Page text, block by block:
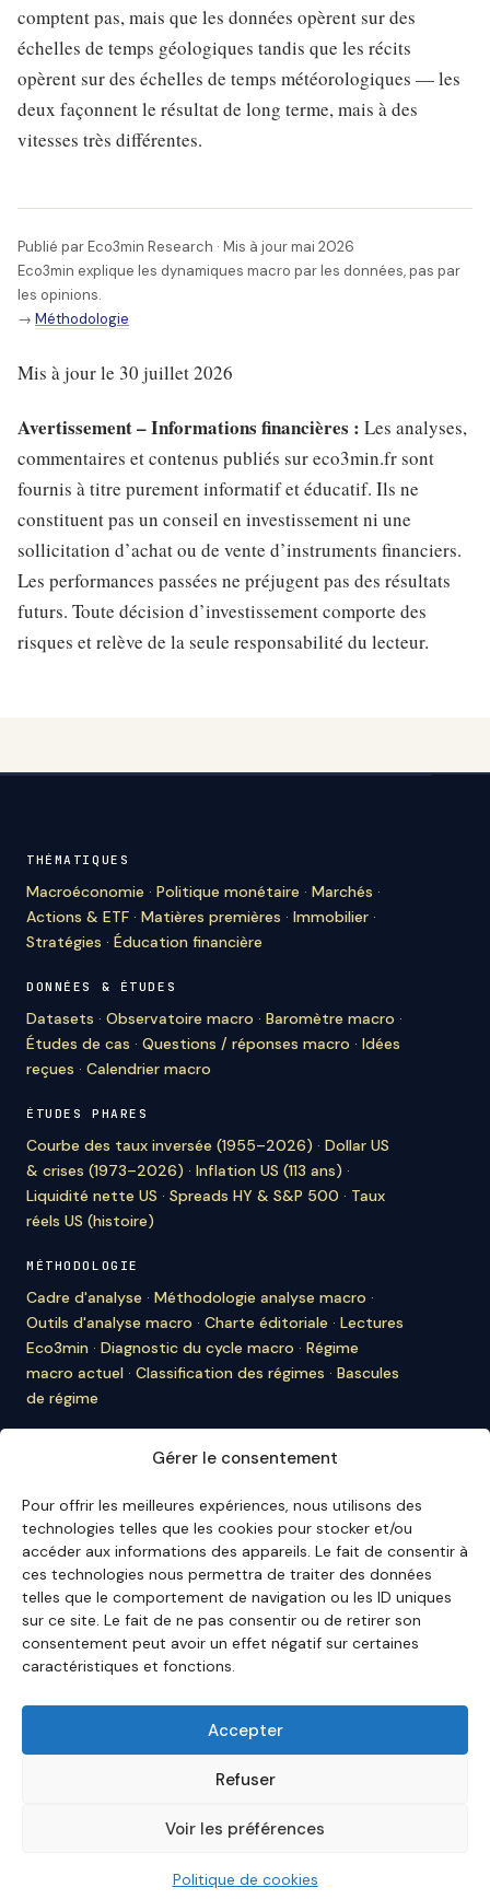
Gérer le consentement
Pour offrir les meilleures expériences, nous utilisons des
technologies telles que les cookies pour stocker et/ou
accéder aux informations des appareils. Le fait de consentir à
ces technologies nous permettra de traiter des données
telles que le comportement de navigation ou les ID uniques
sur ce site. Le fait de ne pas consentir ou de retirer son
consentement peut avoir un effet négatif sur certaines
caractéristiques et fonctions.
Accepter
Refuser
Voir les préférences
Politique de cookies
comptent pas, mais que les données opèrent sur des
échelles de temps géologiques tandis que les récits
opèrent sur des échelles de temps météorologiques — les
deux façonnent le résultat de long terme, mais à des
vitesses très différentes.
Publié par Eco3min Research · Mis à jour mai 2026
Eco3min explique les dynamiques macro par les données, pas par
les opinions.
→ Méthodologie
Mis à jour le 30 juillet 2026
Avertissement – Informations financières : Les analyses,
commentaires et contenus publiés sur eco3min.fr sont
fournis à titre purement informatif et éducatif. Ils ne
constituent pas un conseil en investissement ni une
sollicitation d’achat ou de vente d’instruments financiers.
Les performances passées ne préjugent pas des résultats
futurs. Toute décision d’investissement comporte des
risques et relève de la seule responsabilité du lecteur.
THÉMATIQUES
Macroéconomie · Politique monétaire · Marchés ·
Actions & ETF · Matières premières · Immobilier ·
Stratégies · Éducation financière
DONNÉES & ÉTUDES
Datasets · Observatoire macro · Baromètre macro ·
Études de cas · Questions / réponses macro · Idées
reçues · Calendrier macro
ÉTUDES PHARES
Courbe des taux inversée (1955–2026) · Dollar US
& crises (1973–2026) · Inflation US (113 ans) ·
Liquidité nette US · Spreads HY & S&P 500 · Taux
réels US (histoire)
MÉTHODOLOGIE
Cadre d'analyse · Méthodologie analyse macro ·
Outils d'analyse macro · Charte éditoriale · Lectures
Eco3min · Diagnostic du cycle macro · Régime
macro actuel · Classification des régimes · Bascules
de régime
nous citent· Mentions légales·Contact
ENGLISH VERSION
English Hub →
Eco3min privilégie des analyses valables sur plusieurs
mois ; les événements récents servent de points
d'entrée, jamais de finalité.
Avertissement – Informations financières :
analyses, commentaires et contenus publiés sur
pédagogique. Ils ne constituent ni un conseil en
des instruments financiers. Les performances passées
décision d'investissement comporte des risques et